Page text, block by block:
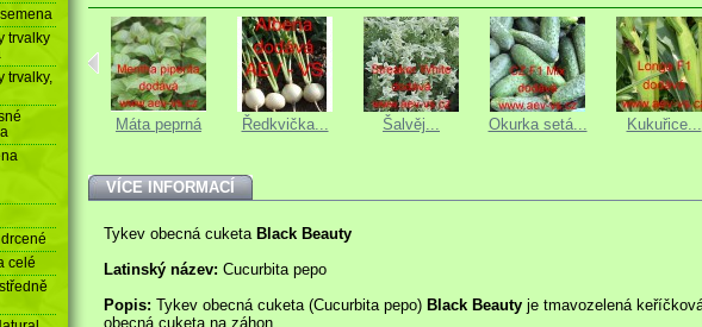
trvalky
trvalky,
celé
obecná... Máta peprná Ředkvička... Šalvěj... Okurka setá... Kukuřice...
VÍCE INFORMACÍ
Tykev obecná cuketa Black Beauty
Latinský název: Cucurbita pepo
Popis: Tykev obecná cuketa (Cucurbita pepo) Black Beauty je tmavozelená
obecná cuketa na záhon.